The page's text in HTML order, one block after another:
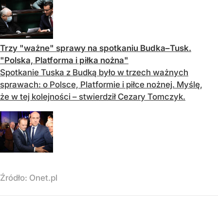
Trzy "ważne" sprawy na spotkaniu Budka–Tusk.
"Polska, Platforma i piłka nożna"
Spotkanie Tuska z Budką było w trzech ważnych
sprawach: o Polsce, Platformie i piłce nożnej. Myślę,
że w tej kolejności – stwierdził Cezary Tomczyk.
Źródło: Onet.pl